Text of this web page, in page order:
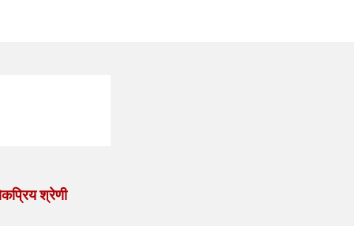
श्रेणी